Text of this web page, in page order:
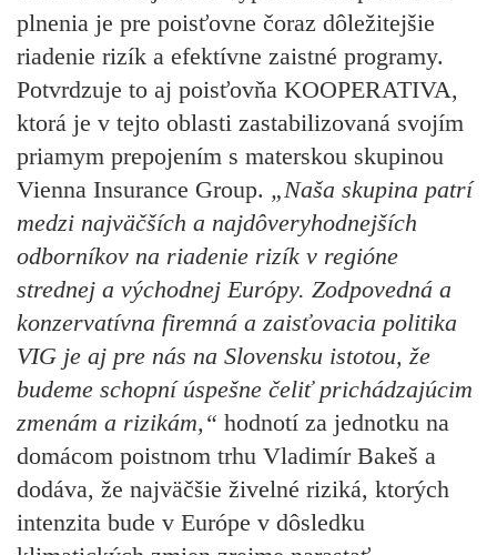
plnenia je pre poisťovne čoraz dôležitejšie
riadenie rizík a efektívne zaistné programy.
Potvrdzuje to aj poisťovňa KOOPERATIVA,
ktorá je v tejto oblasti zastabilizovaná svojím
priamym prepojením s materskou skupinou
Vienna Insurance Group. „Naša skupina patrí
medzi najväčších a najdôveryhodnejších
odborníkov na riadenie rizík v regióne
strednej a východnej Európy. Zodpovedná a
konzervatívna firemná a zaisťovacia politika
VIG je aj pre nás na Slovensku istotou, že
budeme schopní úspešne čeliť prichádzajúcim
zmenám a rizikám,“ hodnotí za jednotku na
domácom poistnom trhu Vladimír Bakeš a
dodáva, že najväčšie živelné riziká, ktorých
intenzita bude v Európe v dôsledku